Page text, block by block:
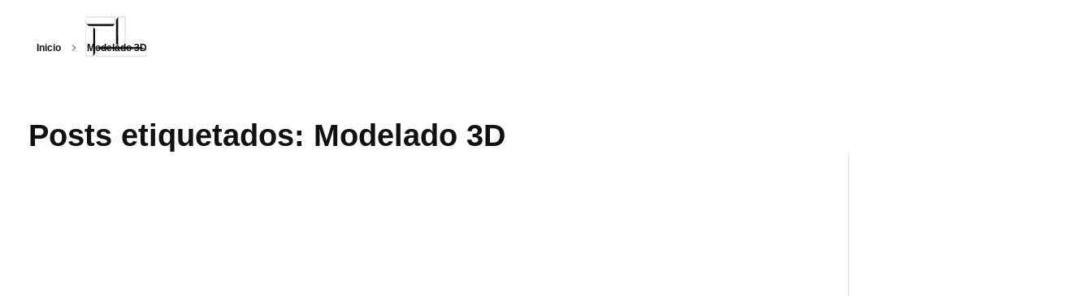
Inicio Modelado 3D
Posts etiquetados: Modelado 3D